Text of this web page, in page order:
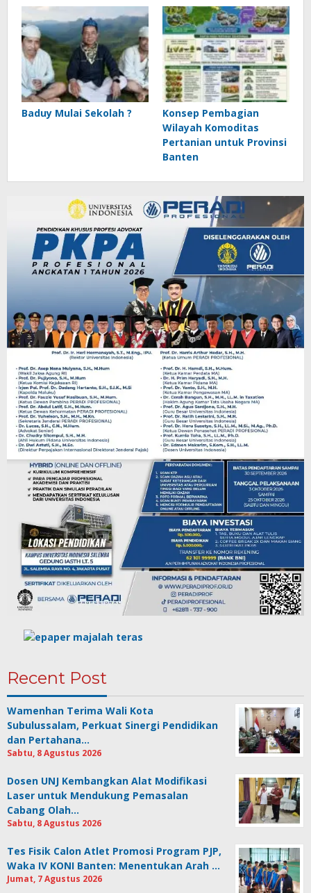
Baduy Mulai Sekolah ?
Konsep Pembagian
Wilayah Komoditas
Pertanian untuk Provinsi
Banten
Recent Post
Wamenhan Terima Wali Kota
Subulussalam, Perkuat Sinergi Pendidikan
dan Pertahana…
Sabtu, 8 Agustus 2026
Dosen UNJ Kembangkan Alat Modifikasi
Laser untuk Mendukung Pemasalan
Cabang Olah…
Sabtu, 8 Agustus 2026
Tes Fisik Calon Atlet Promosi Program PJP,
Waka IV KONI Banten: Menentukan Arah …
Jumat, 7 Agustus 2026